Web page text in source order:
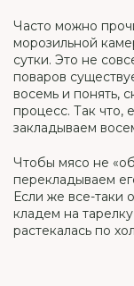
Часто можно
морозильной
сутки. Это не
поваров
восемь и понять,
процесс. Так что,
закладываем
Чтобы мясо не
перекладываем
Если же все-таки
кладем на
растекалась по